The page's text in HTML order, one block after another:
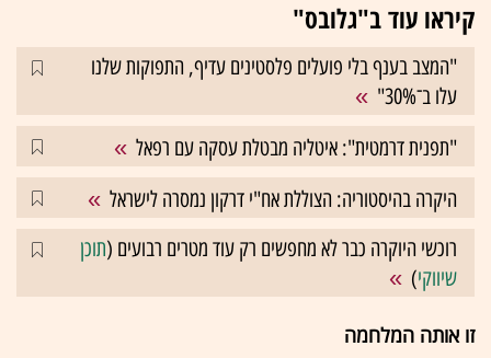
קיראו עוד ב"גלובס"
"המצב בענף בלי פועלים פלסטינים עדיף, התפוקות שלנו
עלו ב־30%"
"תפנית דרמטית": איטליה מבטלת עסקה עם רפאל
היקרה בהיסטוריה: הצוללת אח"י דרקון נמסרה לישראל
רוכשי היוקרה כבר לא מחפשים רק עוד מטרים רבועים (תוכן
שיווקי)
זו אותה המלחמה